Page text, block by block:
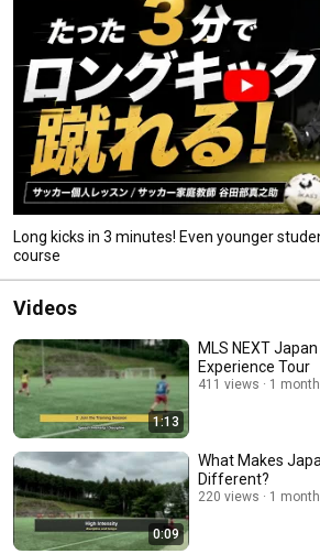
Long kicks in 3 minutes! Even younger
course
Videos
1:13
MLS NEXT
Experience Tour
411 views 1
0:09
What Makes
Different?
220 views 1